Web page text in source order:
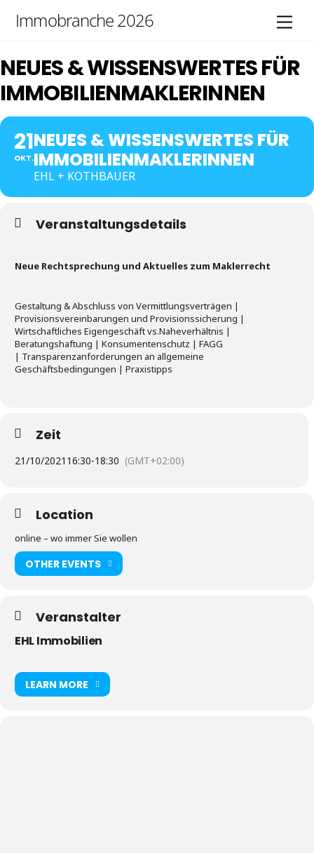
Immobranche 2026
NEUES & WISSENSWERTES FÜR
IMMOBILIENMAKLERINNEN
21
OKT.
NEUES & WISSENSWERTES FÜR
IMMOBILIENMAKLERINNEN
EHL + KOTHBAUER
Veranstaltungsdetails
Neue Rechtsprechung und Aktuelles zum Maklerrecht
Gestaltung & Abschluss von Vermittlungsverträgen |
Provisionsvereinbarungen und Provisionssicherung |
Wirtschaftliches Eigengeschäft vs.Naheverhältnis |
Beratungshaftung | Konsumentenschutz | FAGG
| Transparenzanforderungen an allgemeine
Geschäftsbedingungen | Praxistipps
Zeit
21/10/2021 16:30-18:30 (GMT+02:00)
Location
online – wo immer Sie wollen
OTHER EVENTS
Veranstalter
EHL Immobilien
LEARN MORE